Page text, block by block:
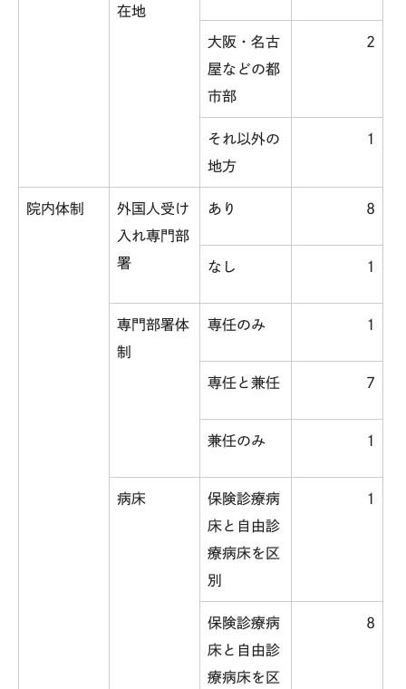
在地
大阪・名古
屋などの都
市部
2
それ以外の
地方
1
院内体制
外国人受け
入れ専門部
署
あり 8
なし 1
専門部署体
制
専任のみ 1
専任と兼任 7
兼任のみ 1
病床
保険診療病
床と自由診
療病床を区
別
1
保険診療病
床と自由診
療病床を区
8